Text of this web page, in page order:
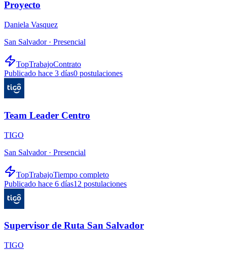
Proyecto
Daniela Vasquez
San Salvador · Presencial
TopTrabajoContrato
Publicado hace 3 días0 postulaciones
Team Leader Centro
TIGO
San Salvador · Presencial
TopTrabajoTiempo completo
Publicado hace 6 días12 postulaciones
Supervisor de Ruta San Salvador
TIGO